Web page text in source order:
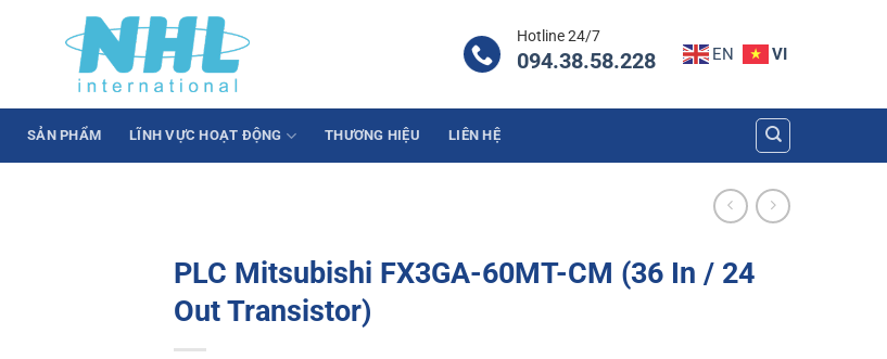
Hotline 24/7
094.38.58.228 EN VI
SẢN PHẨM LĨNH VỰC HOẠT ĐỘNG THƯƠNG HIỆU LIÊN HỆ
PLC Mitsubishi FX3GA-60MT-CM (36 In / 24
Out Transistor)